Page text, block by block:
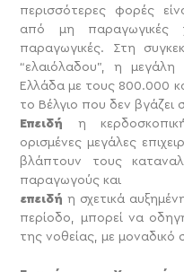
περισσότερες φορές
από μη παραγωγικές
παραγωγικές. Στη
“ελαιόλαδου”, η
Ελλάδα με τους 800.000
το Βέλγιο που δεν βγάζει
Επειδή η
ορισμένες μεγάλες
βλάπτουν τους
παραγωγούς και
επειδήη σχετικά
περίοδο, μπορεί να
της νοθείας, με μοναδικό